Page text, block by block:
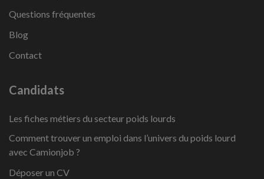
Questions fréquentes
Blog
Contact
Candidats
Les fiches métiers du secteur poids lourds
Comment trouver un emploi dans l’univers du poids lourd
avec Camionjob ?
Déposer un CV